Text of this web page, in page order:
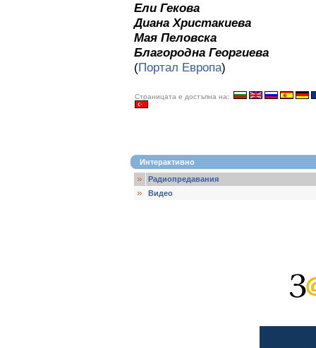
Ели Гекова
Диана Христакиева
Мая Пеловска
Благородна Георгиева
(Портал Европа)
Страницата е достъпна на:
Интерактивно
Радиопредавания
Видео